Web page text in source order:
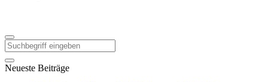
Neueste Beiträge